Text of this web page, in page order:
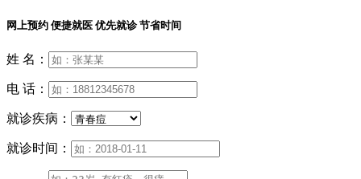
网上预约 便捷就医 优先就诊 节省时间
姓 名：
电 话：
就诊疾病：
就诊时间：